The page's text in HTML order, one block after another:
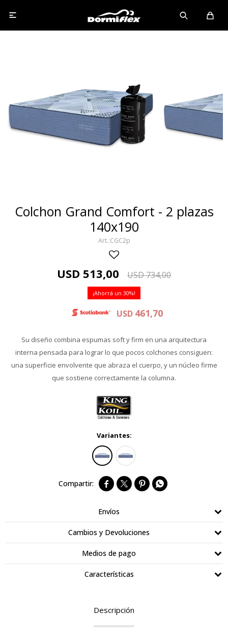

Colchon Grand Comfort - 2 plazas
140x190
CGC2p
USD 513,00 USD734,00
30
USD 461,70
Su diseño combina espumas soft y firm en una arquitectura
interna pensada para lograr lo que pocos colchones consiguen:
una superficie envolvente que abraza el cuerpo, y un núcleo firme
que sostiene correctamente la columna.
Variantes:
   
Envíos
Cambios y Devoluciones
Medios de pago
Características
Descripción